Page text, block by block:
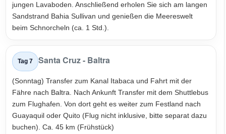
jungen Lavaboden. Anschließend erholen Sie sich am langen
Sandstrand Bahia Sullivan und genießen die Meereswelt
beim Schnorcheln (ca. 1 Std.).
Tag 7 Santa Cruz - Baltra
(Sonntag) Transfer zum Kanal Itabaca und Fahrt mit der
Fähre nach Baltra. Nach Ankunft Transfer mit dem Shuttlebus
zum Flughafen. Von dort geht es weiter zum Festland nach
Guayaquil oder Quito (Flug nicht inklusive, bitte separat dazu
buchen). Ca. 45 km (Frühstück)